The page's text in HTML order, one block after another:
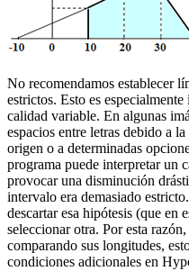
No recomendamos establecer
estrictos. Esto es
calidad variable. En algunas
espacios entre letras debido a
origen o a determinadas
programa puede interpretar un
provocar una disminución
intervalo era demasiado
descartar esa hipótesis (que en
seleccionar otra. Por esta
comparando sus longitudes,
condiciones adicionales en